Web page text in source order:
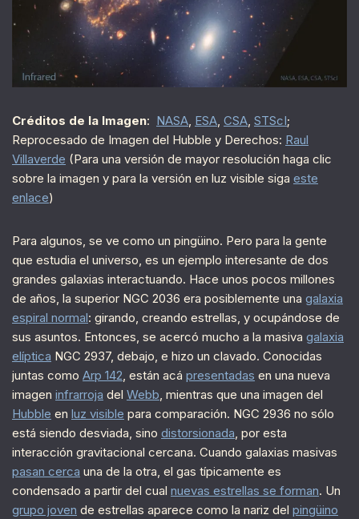
Créditos de la Imagen: NASA, ESA, CSA, STScI;
Reprocesado de Imagen del Hubble y Derechos: Raul
Villaverde (Para una versión de mayor resolución haga clic
sobre la imagen y para la versión en luz visible siga este
enlace)
Para algunos, se ve como un pingüino. Pero para la gente
que estudia el universo, es un ejemplo interesante de dos
grandes galaxias interactuando. Hace unos pocos millones
de años, la superior NGC 2036 era posiblemente una galaxia
espiral normal: girando, creando estrellas, y ocupándose de
sus asuntos. Entonces, se acercó mucho a la masiva galaxia
elíptica NGC 2937, debajo, e hizo un clavado. Conocidas
juntas como Arp 142, están acá presentadas en una nueva
imagen infrarroja del Webb, mientras que una imagen del
Hubble en luz visible para comparación. NGC 2936 no sólo
está siendo desviada, sino distorsionada, por esta
interacción gravitacional cercana. Cuando galaxias masivas
pasan cerca una de la otra, el gas típicamente es
condensado a partir del cual nuevas estrellas se forman. Un
grupo joven de estrellas aparece como la nariz del pingüino